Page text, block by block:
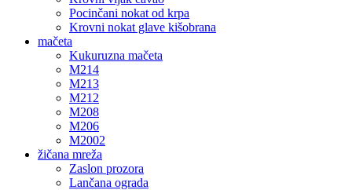
Pocinčani nokat od krpa
Krovni nokat glave kišobrana
mačeta
Kukuruzna mačeta
M214
M213
M212
M208
M206
M2002
žičana mreža
Zaslon prozora
Lančana ograda